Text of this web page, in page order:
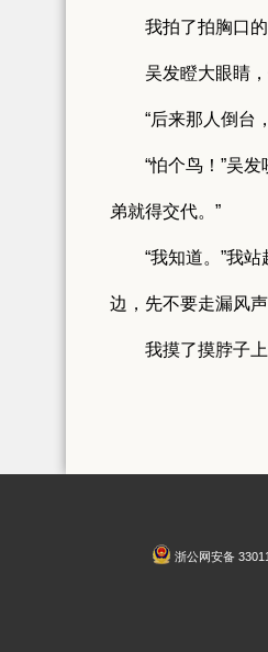
我拍了拍胸口
吴发瞪大眼睛
“后来那人倒台
“怕个鸟！”吴
弟就得交代。”
“我知道。”我
边，先不要走漏风声
我摸了摸脖子
浙公网安备